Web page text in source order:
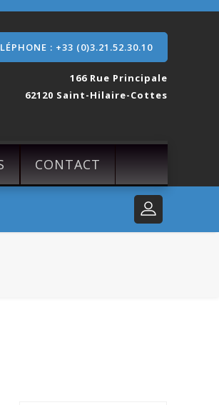
: +33 (0)3.21.52.30.10
166 Rue Principale
62120 Saint-Hilaire-Cottes
CONTACT